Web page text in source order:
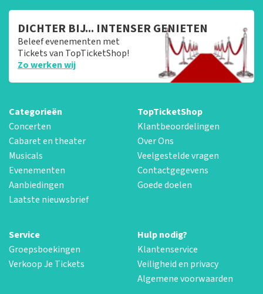
DICHTER BIJ... INTENSER GENIETEN
Beleef evenementen met
Tickets van TopTicketShop!
Zo werken wij
Categorieën
Concerten
Cabaret en theater
Musicals
Evenementen
Aanbiedingen
Laatste nieuwsbrief
TopTicketShop
Klantbeoordelingen
Over Ons
Veelgestelde vragen
Contactgegevens
Goede doelen
Service
Groepsboekingen
Verkoop Je Tickets
Hulp nodig?
Klantenservice
Veiligheid en privacy
Algemene voorwaarden